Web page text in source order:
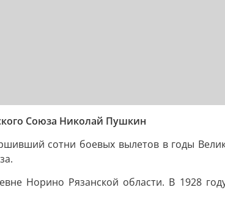
Союза Николай Пушкин
сотни боевых вылетов в годы
Норино Рязанской области. В 1928